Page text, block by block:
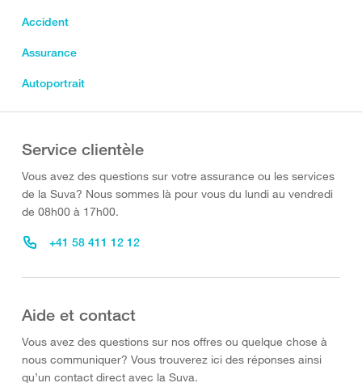
Accident
Assurance
Autoportrait
Service clientèle
Vous avez des questions sur votre assurance ou les services
de la Suva? Nous sommes là pour vous du lundi au vendredi
de 08h00 à 17h00.
+41 58 411 12 12
Aide et contact
Vous avez des questions sur nos offres ou quelque chose à
nous communiquer? Vous trouverez ici des réponses ainsi
qu’un contact direct avec la Suva.